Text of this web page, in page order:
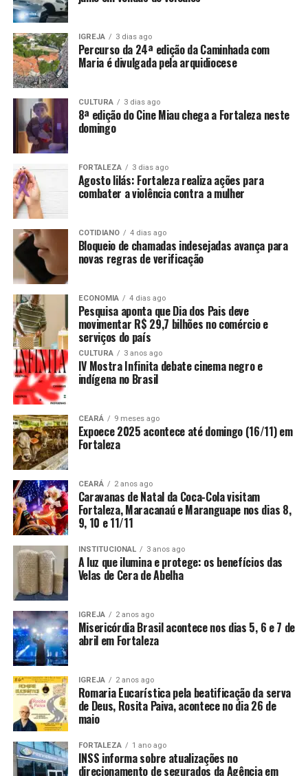
IGREJA 3 dias ago
Percurso da 24ª edição da Caminhada com
Maria é divulgada pela arquidiocese
CULTURA 3 dias ago
8ª edição do Cine Miau chega a Fortaleza neste
domingo
FORTALEZA 3 dias ago
Agosto lilás: Fortaleza realiza ações para
combater a violência contra a mulher
COTIDIANO 4 dias ago
Bloqueio de chamadas indesejadas avança para
novas regras de verificação
ECONOMIA 4 dias ago
Pesquisa aponta que Dia dos Pais deve
movimentar R$ 29,7 bilhões no comércio e
serviços do país
CULTURA 3 anos ago
IV Mostra Infinita debate cinema negro e
indígena no Brasil
CEARÁ 9 meses ago
Expoece 2025 acontece até domingo (16/11) em
Fortaleza
CEARÁ 2 anos ago
Caravanas de Natal da Coca-Cola visitam
Fortaleza, Maracanaú e Maranguape nos dias 8,
9, 10 e 11/11
INSTITUCIONAL 3 anos ago
A luz que ilumina e protege: os benefícios das
Velas de Cera de Abelha
IGREJA 2 anos ago
Misericórdia Brasil acontece nos dias 5, 6 e 7 de
abril em Fortaleza
IGREJA 2 anos ago
Romaria Eucarística pela beatificação da serva
de Deus, Rosita Paiva, acontece no dia 26 de
maio
FORTALEZA 1 ano ago
INSS informa sobre atualizações no
direcionamento de segurados da Agência em